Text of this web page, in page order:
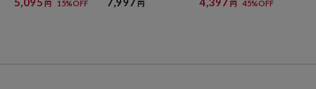
円 15%OFF 円 円 45%OFF